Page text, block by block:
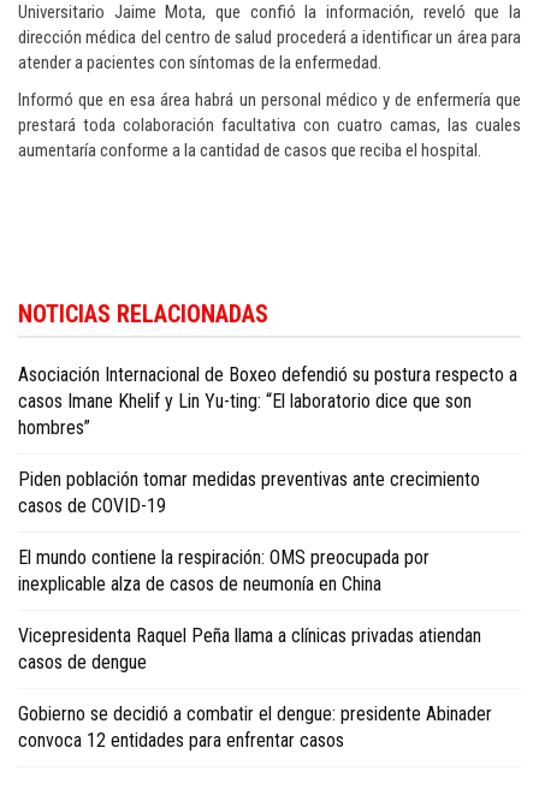
Universitario Jaime Mota, que confió la información, reveló que la
dirección médica del centro de salud procederá a identificar un área para
atender a pacientes con síntomas de la enfermedad.
Informó que en esa área habrá un personal médico y de enfermería que
prestará toda colaboración facultativa con cuatro camas, las cuales
aumentaría conforme a la cantidad de casos que reciba el hospital.
health and living news in English.
NOTICIAS RELACIONADAS
Asociación Internacional de Boxeo defendió su postura respecto a
casos Imane Khelif y Lin Yu-ting: “El laboratorio dice que son
hombres”
Piden población tomar medidas preventivas ante crecimiento
casos de COVID-19
El mundo contiene la respiración: OMS preocupada por
inexplicable alza de casos de neumonía en China
Vicepresidenta Raquel Peña llama a clínicas privadas atiendan
casos de dengue
Gobierno se decidió a combatir el dengue: presidente Abinader
convoca 12 entidades para enfrentar casos